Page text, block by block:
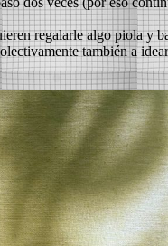
regalarle algo piola y
también a